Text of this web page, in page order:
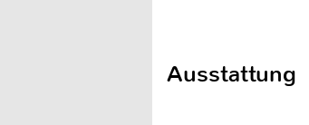
Ausstattung